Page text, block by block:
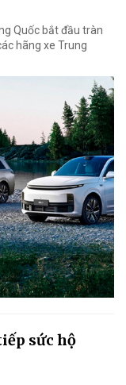
Quốc bắt đầu tràn
hãng xe Trung
sức hộ